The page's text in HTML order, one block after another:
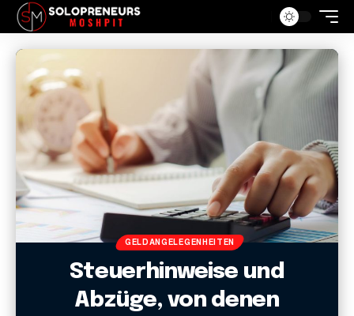
GELDANGELEGENHEITEN
Steuerhinweise und
Abzüge, von denen